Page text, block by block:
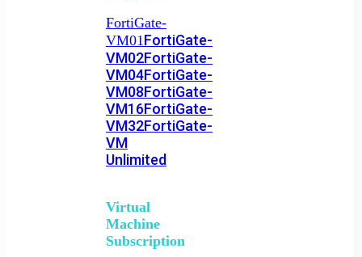
FortiGate-
VM01FortiGate-
VM02FortiGate-
VM04FortiGate-
VM08FortiGate-
VM16FortiGate-
VM32FortiGate-
VM
Unlimited
Virtual
Machine
Subscription